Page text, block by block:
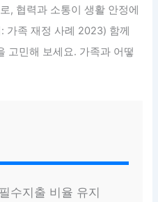
로, 협력과 소통이 생활 안정에
가족 재정 사례 2023) 함께
고민해 보세요. 가족과 어떻
수지출 비율 유지